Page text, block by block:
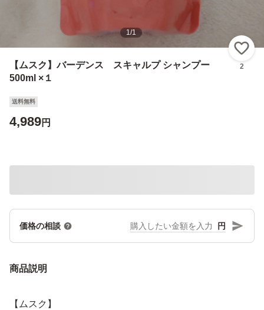
1/1
【ムスク】バーデンス スキャルプ シャンプー
500ml ×１
2
送料無料
4,989円
価格の相談 円
商品説明
【ムスク】